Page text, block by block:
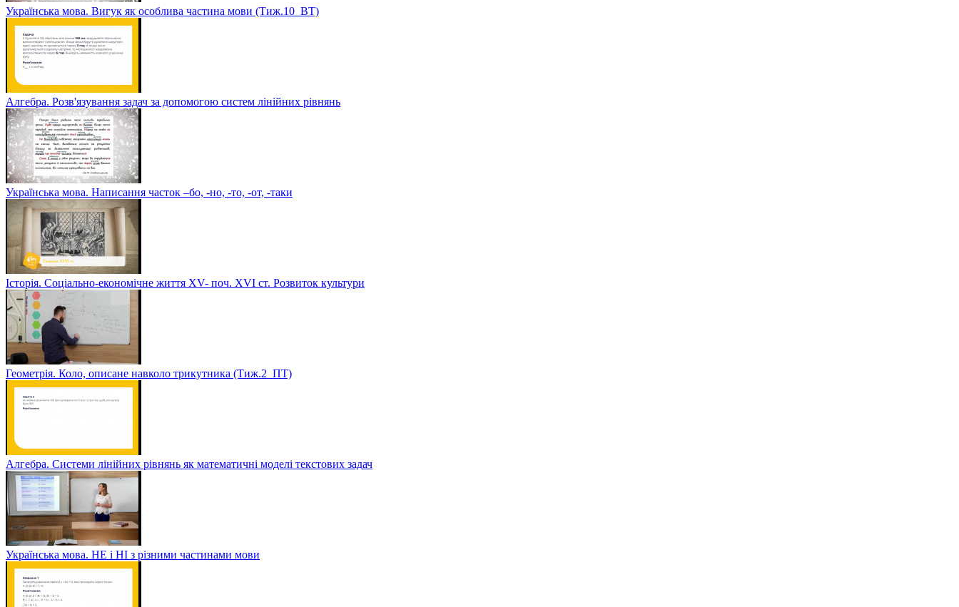
Українська мова. Вигук як особлива частина мови (Тиж.10_ВТ)
Алгебра. Розв'язування задач за допомогою систем лінійних рівнянь
Українська мова. Написання часток –бо, -но, -то, -от, -таки
Історія. Соціально-економічне життя XV- поч. XVI ст. Розвиток культури
Геометрія. Коло, описане навколо трикутника (Тиж.2_ПТ)
Алгебра. Системи лінійних рівнянь як математичні моделі текстових задач
Українська мова. НЕ і НІ з різними частинами мови